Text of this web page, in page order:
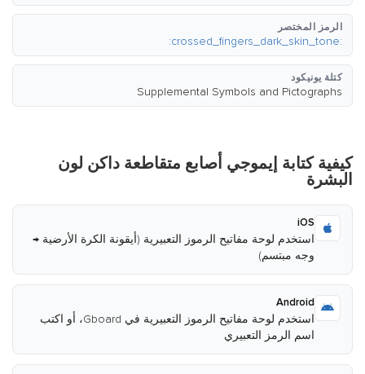
الرمز المختصر
:crossed_fingers_dark_skin_tone:
كتلة يونيكود
Supplemental Symbols and Pictographs
كيفية كتابة إيموجي أصابع متقاطعة داكن لون
البشرة
iOS
استخدم لوحة مفاتيح الرموز التعبيرية (أيقونة الكرة الأرضية →
وجه مبتسم)
Android
استخدم لوحة مفاتيح الرموز التعبيرية في Gboard، أو اكتب
اسم الرمز التعبيري